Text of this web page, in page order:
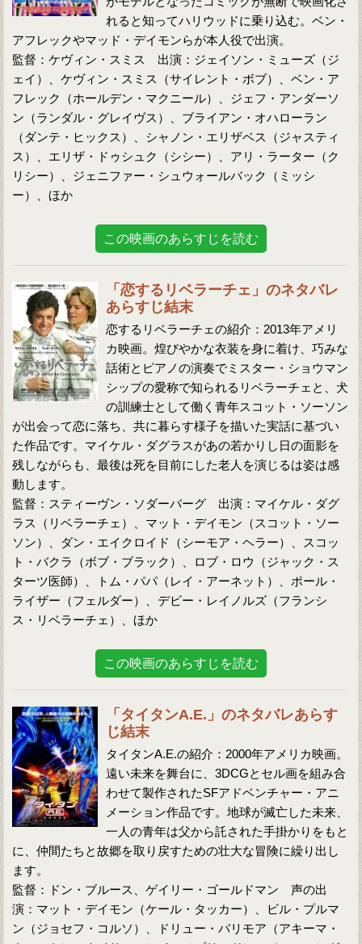
れると知ってハリウッドに乗り込む。ベン・
アフレックやマッド・デイモンらが本人役で出演。
監督：ケヴィン・スミス 出演：ジェイソン・ミューズ（ジ
ェイ）、ケヴィン・スミス（サイレント・ボブ）、ベン・ア
フレック（ホールデン・マクニール）、ジェフ・アンダーソ
ン（ランダル・グレイヴス）、ブライアン・オハローラン
（ダンテ・ヒックス）、シャノン・エリザベス（ジャスティ
ス）、エリザ・ドゥシュク（シシー）、アリ・ラーター（ク
リシー）、ジェニファー・シュウォールバック（ミッシ
ー）、ほか
この映画のあらすじを読む
「恋するリベラーチェ」のネタバレ
あらすじ結末
恋するリベラーチェの紹介：2013年アメリ
カ映画。煌びやかな衣装を身に着け、巧みな
話術とピアノの演奏でミスター・ショウマン
シップの愛称で知られるリベラーチェと、犬
の訓練士として働く青年スコット・ソーソン
が出会って恋に落ち、共に暮らす様子を描いた実話に基づい
た作品です。マイケル・ダグラスがあの若かりし日の面影を
残しながらも、最後は死を目前にした老人を演じるは姿は感
動します。
監督：スティーヴン・ソダーバーグ 出演：マイケル・ダグ
ラス（リベラーチェ）、マット・デイモン（スコット・ソー
ソン）、ダン・エイクロイド（シーモア・ヘラー）、スコッ
ト・バクラ（ボブ・ブラック）、ロブ・ロウ（ジャック・ス
ターツ医師）、トム・パパ（レイ・アーネット）、ポール・
ライザー（フェルダー）、デビー・レイノルズ（フランシ
ス・リベラーチェ）、ほか
この映画のあらすじを読む
「タイタンA.E.」のネタバレあらす
じ結末
タイタンA.E.の紹介：2000年アメリカ映画。
遠い未来を舞台に、3DCGとセル画を組み合
わせて製作されたSFアドベンチャー・アニ
メーション作品です。地球が滅亡した未来、
一人の青年は父から託された手掛かりをもと
に、仲間たちと故郷を取り戻すための壮大な冒険に繰り出し
ます。
監督：ドン・ブルース、ゲイリー・ゴールドマン 声の出
演：マット・デイモン（ケール・タッカー）、ビル・プルマ
ン（ジョセフ・コルソ）、ドリュー・バリモア（アキーマ・